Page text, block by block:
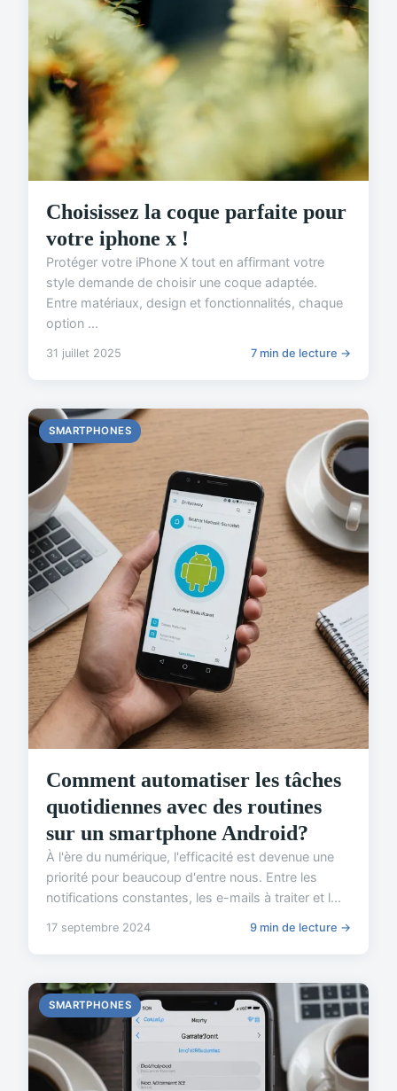
Choisissez la coque parfaite pour
votre iphone x !
Protéger votre iPhone X tout en affirmant votre
style demande de choisir une coque adaptée.
Entre matériaux, design et fonctionnalités, chaque
option ...
31 juillet 2025 7 min de lecture →
SMARTPHONES
Comment automatiser les tâches
quotidiennes avec des routines
sur un smartphone Android?
À l'ère du numérique, l'efficacité est devenue une
priorité pour beaucoup d'entre nous. Entre les
notifications constantes, les e-mails à traiter et l...
17 septembre 2024 9 min de lecture →
SMARTPHONES